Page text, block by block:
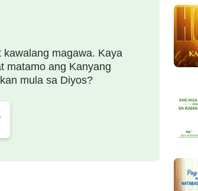
magawa. Kaya
matamo ang Kanyang
mula sa Diyos?